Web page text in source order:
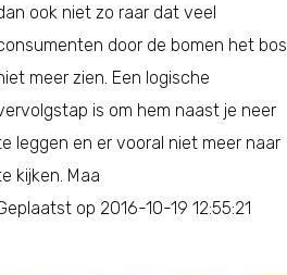
ook niet zo raar dat veel
door de bomen het bos
meer zien. Een logische
is om hem naast je neer
leggen en er vooral niet meer naar
kijken. Maa
op 2016-10-19 12:55:21